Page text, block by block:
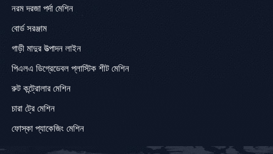
নরম দরজা পর্দা মেশিন
বোর্ড সরঞ্জাম
গাড়ী মাদুর উত্পাদন লাইন
পিএলএ ডিগ্রেডেবল প্লাস্টিক শীট মেশিন
রুট কন্ট্রোলার মেশিন
চারা ট্রে মেশিন
ফোস্কা প্যাকেজিং মেশিন